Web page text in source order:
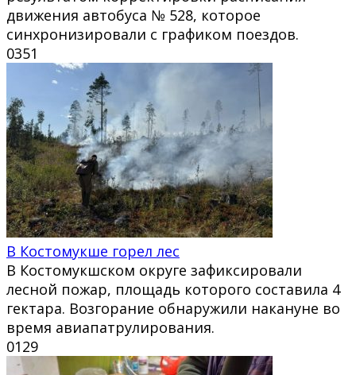
движения автобуса № 528, которое
синхронизировали с графиком поездов.
0351
В Костомукше горел лес
В Костомукшском округе зафиксировали
лесной пожар, площадь которого составила 4
гектара. Возгорание обнаружили накануне во
время авиапатрулирования.
0129